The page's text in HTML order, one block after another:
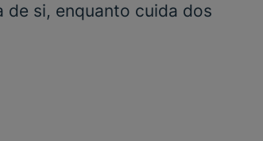
de si, enquanto cuida dos